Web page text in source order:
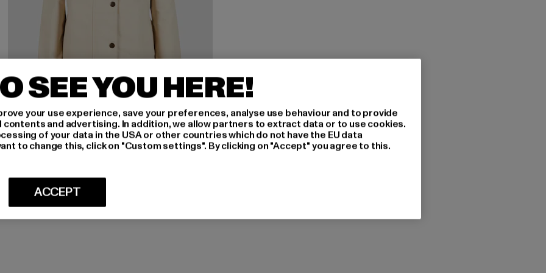
FORVERT
Forvert Lemony
SEE YOU HERE!
your use experience, save your preferences, analyse use behaviour and to provide
and advertising. In addition, we allow partners to extract data or to use cookies.
of your data in the USA or other countries which do not have the EU data
to change this, click on "Custom settings". By clicking on "Accept" you agree to this.
ACCEPT